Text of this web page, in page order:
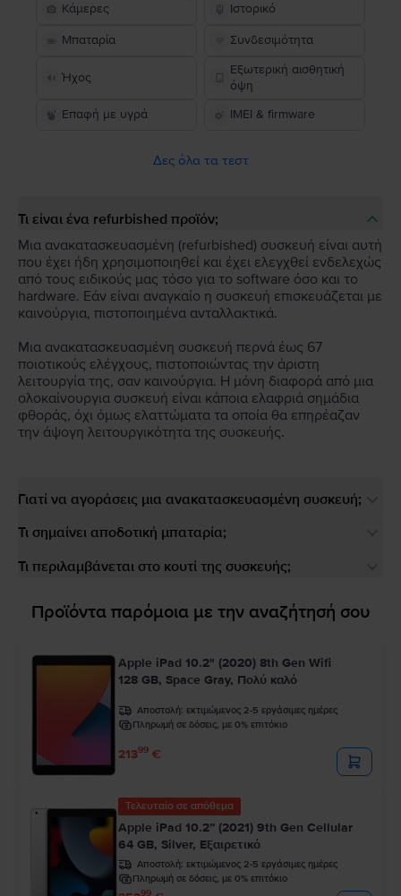
Κάμερες
Ιστορικό
Μπαταρία Συνδεσιμότητα
Ήχος
Εξωτερική αισθητική
όψη
Επαφή με υγρά
IMEI & firmware
Δες όλα τα τεστ
Τι είναι ένα refurbished προϊόν;
Μια ανακατασκευασμένη (refurbished) συσκευή είναι αυτή
που έχει ήδη χρησιμοποιηθεί και έχει ελεγχθεί ενδελεχώς
από τους ειδικούς μας τόσο για το software όσο και το
hardware. Εάν είναι αναγκαίο η συσκευή επισκευάζεται με
καινούργια, πιστοποιημένα ανταλλακτικά.
Μια ανακατασκευασμένη συσκευή περνά έως 67
ποιοτικούς ελέγχους, πιστοποιώντας την άριστη
λειτουργία της, σαν καινούργια. Η μόνη διαφορά από μια
ολοκαίνουργια συσκευή είναι κάποια ελαφριά σημάδια
φθοράς, όχι όμως ελαττώματα τα οποία θα επηρέαζαν
την άψογη λειτουργικότητα της συσκευής.
Γιατί να αγοράσεις μια ανακατασκευασμένη συσκευή;
Τι σημαίνει αποδοτική μπαταρία;
Τι περιλαμβάνεται στο κουτί της συσκευής;
Προϊόντα παρόμοια με την αναζήτησή σου
Apple iPad 10.2" (2020) 8th Gen Wifi
128 GB, Space Gray, Πολύ καλό
Αποστολή: εκτιμώμενος 2-5 εργάσιμες ημέρες
Πληρωμή σε δόσεις, με 0% επιτόκιο
21399 €
Τελευταίο σε απόθεμα
Apple iPad 10.2” (2021) 9th Gen Cellular
64 GB, Silver, Εξαιρετικό
Αποστολή: εκτιμώμενος 2-5 εργάσιμες ημέρες
Πληρωμή σε δόσεις, με 0% επιτόκιο
99